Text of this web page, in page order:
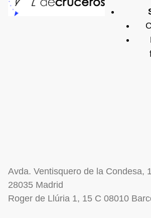
Avda. Ventisquero de la Condesa,
28035 Madrid
Roger de Llúria 1, 15 C 08010